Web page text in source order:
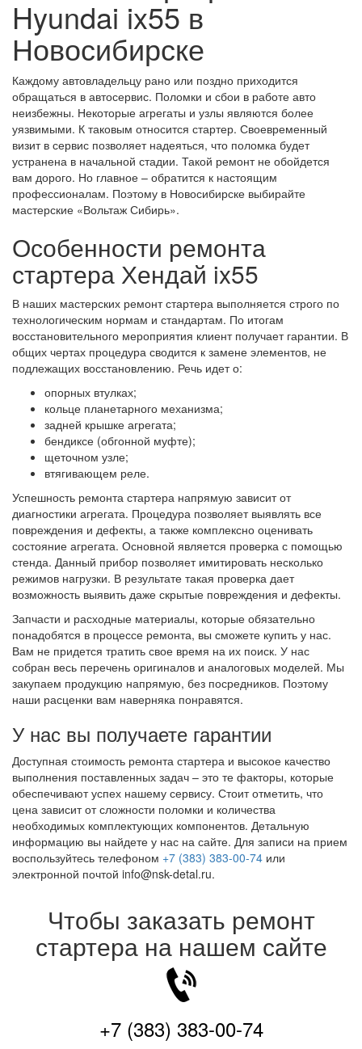
Hyundai ix55 в
Новосибирске
Каждому автовладельцу рано или поздно приходится
обращаться в автосервис. Поломки и сбои в работе авто
неизбежны. Некоторые агрегаты и узлы являются более
уязвимыми. К таковым относится стартер. Своевременный
визит в сервис позволяет надеяться, что поломка будет
устранена в начальной стадии. Такой ремонт не обойдется
вам дорого. Но главное – обратится к настоящим
профессионалам. Поэтому в Новосибирске выбирайте
мастерские «Вольтаж Сибирь».
Особенности ремонта
стартера Хендай ix55
В наших мастерских ремонт стартера выполняется строго по
технологическим нормам и стандартам. По итогам
восстановительного мероприятия клиент получает гарантии. В
общих чертах процедура сводится к замене элементов, не
подлежащих восстановлению. Речь идет о:
опорных втулках;
кольце планетарного механизма;
задней крышке агрегата;
бендиксе (обгонной муфте);
щеточном узле;
втягивающем реле.
Успешность ремонта стартера напрямую зависит от
диагностики агрегата. Процедура позволяет выявлять все
повреждения и дефекты, а также комплексно оценивать
состояние агрегата. Основной является проверка с помощью
стенда. Данный прибор позволяет имитировать несколько
режимов нагрузки. В результате такая проверка дает
возможность выявить даже скрытые повреждения и дефекты.
Запчасти и расходные материалы, которые обязательно
понадобятся в процессе ремонта, вы сможете купить у нас.
Вам не придется тратить свое время на их поиск. У нас
собран весь перечень оригиналов и аналоговых моделей. Мы
закупаем продукцию напрямую, без посредников. Поэтому
наши расценки вам наверняка понравятся.
У нас вы получаете гарантии
Доступная стоимость ремонта стартера и высокое качество
выполнения поставленных задач – это те факторы, которые
обеспечивают успех нашему сервису. Стоит отметить, что
цена зависит от сложности поломки и количества
необходимых комплектующих компонентов. Детальную
информацию вы найдете у нас на сайте. Для записи на прием
воспользуйтесь телефоном +7 (383) 383-00-74 или
электронной почтой info@nsk-detal.ru.
Чтобы заказать ремонт
стартера на нашем сайте
+7 (383) 383-00-74